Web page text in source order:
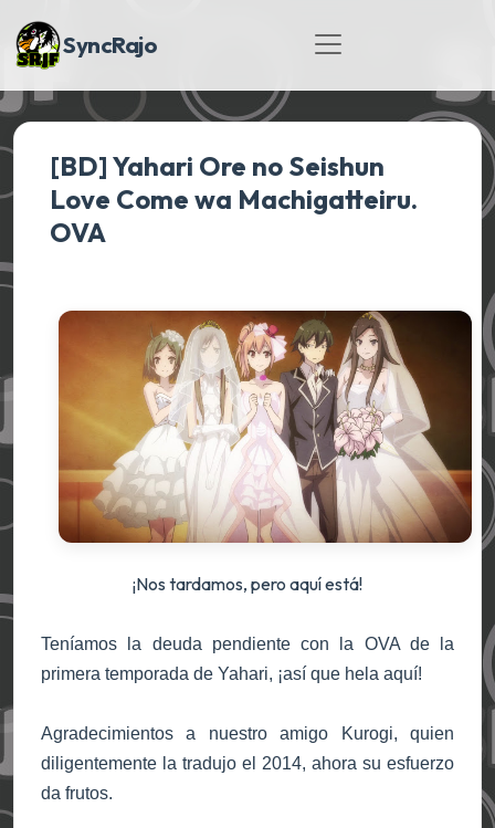
SyncRajo
[BD] Yahari Ore no Seishun
Love Come wa Machigatteiru.
OVA
¡Nos tardamos, pero aquí está!
Teníamos la deuda pendiente con la OVA de la
primera temporada de Yahari, ¡así que hela aquí!
Agradecimientos a nuestro amigo Kurogi, quien
diligentemente la tradujo el 2014, ahora su esfuerzo
da frutos.